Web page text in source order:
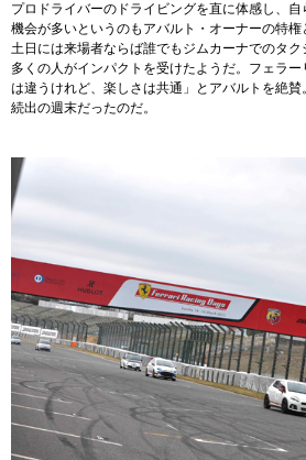
プロドライバーのドライビングを直に体感し、
機会が多いというのもアバルト・オーナーの特権
土日には来場者ならば誰でもジムカーナでのタ
多くの人がインパクトを受けたようだ。フェラ
は違うけれど、楽しさは共通」とアバルトを絶
続出の週末だったのだ。